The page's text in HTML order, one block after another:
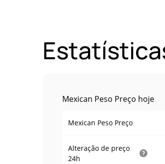
Mexican Peso Preço hoje
Mexican Peso Preço
Alteração de preço
24h